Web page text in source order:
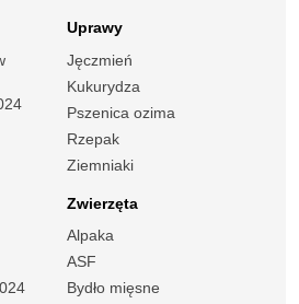
Uprawy
Jęczmień
Kukurydza
Pszenica ozima
Rzepak
Ziemniaki
Zwierzęta
Alpaka
ASF
Bydło mięsne